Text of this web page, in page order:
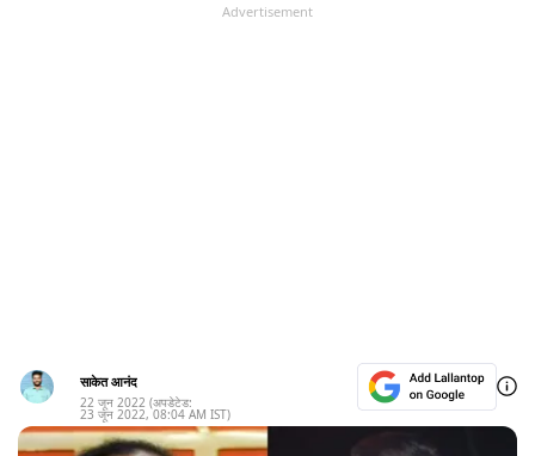
Advertisement
साकेत आनंद
22 जून 2022 (अपडेटेड:
23 जून 2022, 08:04 AM IST)